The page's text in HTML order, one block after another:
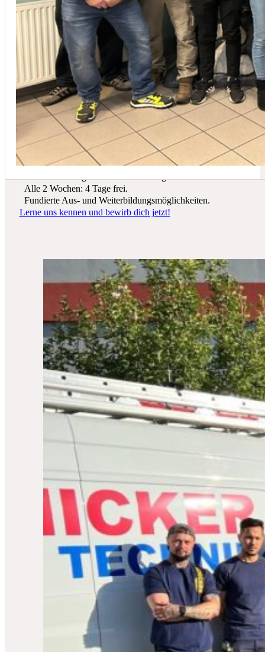
In der Regel empfehlen wir eine Wartung mindestens einmal
Du suchst einen zukunftssicheren Arbeitsplatz? Bei Schicker Technik
erwarten dich spannende Projekte, ein freundliches Team und beste
Entwicklungsmöglichkeiten.
Wir bieten dir:
Ein sicherer Arbeitsplatz in einer krisenfesten Branche.
Alle 2 Wochen: 4 Tage frei.
Fundierte Aus- und Weiterbildungsmöglichkeiten.
Lerne uns kennen und bewirb dich jetzt!